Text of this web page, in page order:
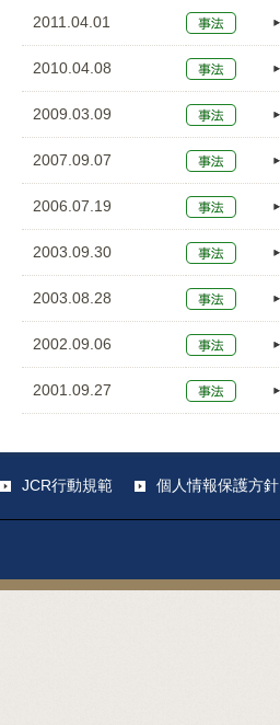
2011.04.01
2010.04.08
2009.03.09
2007.09.07
2006.07.19
2003.09.30
2003.08.28
2002.09.06
2001.09.27
JCR行動規範 個人情報保護方針